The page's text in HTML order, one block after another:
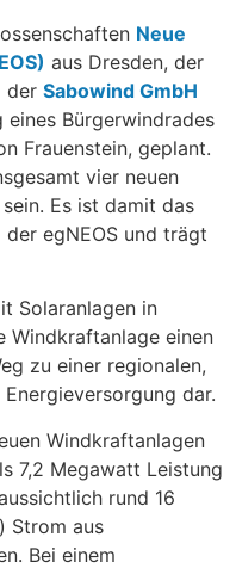
Neue
aus Dresden, der
der Sabowind GmbH
Bürgerwindrades
Frauenstein, geplant.
vier neuen
Es ist damit das
egNEOS und trägt
Solaranlagen in
Windkraftanlage einen
zu einer regionalen,
dar.
Windkraftanlagen
7,2 Megawatt Leistung
rund 16
Strom aus
Bei einem